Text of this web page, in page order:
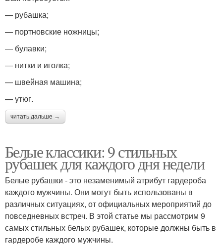
— рубашка;
— портновские ножницы;
— булавки;
— нитки и иголка;
— швейная машина;
— утюг.
читать дальше →
Белые классики: 9 стильных
рубашек для каждого дня недели
Белые рубашки - это незаменимый атрибут гардероба
каждого мужчины. Они могут быть использованы в
различных ситуациях, от официальных мероприятий до
повседневных встреч. В этой статье мы рассмотрим 9
самых стильных белых рубашек, которые должны быть в
гардеробе каждого мужчины.